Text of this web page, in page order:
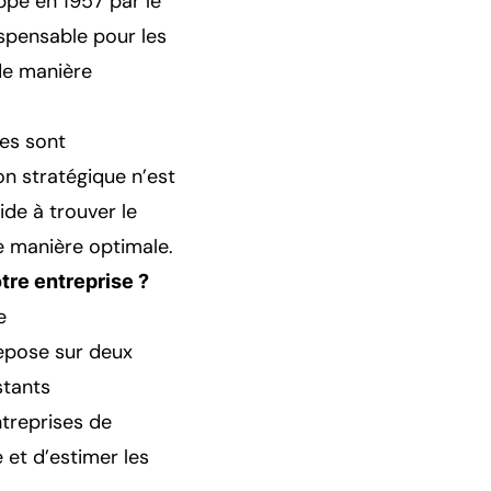
pour les
manière
sont
stratégique n’est
à trouver le
optimale.
entreprise ?
sur deux
de
d’estimer les